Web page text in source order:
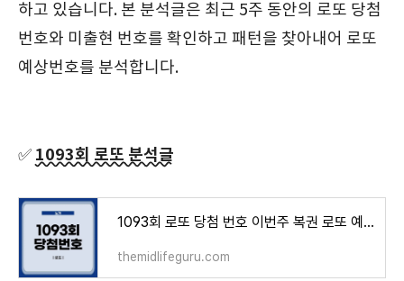
하고 있습니다. 본 분석글은 최근 5주 동안의 로또 당첨
번호와 미출현 번호를 확인하고 패턴을 찾아내어 로또
예상번호를 분석합니다.
✅ 1093회 로또 분석글
1093회 로또 당첨 번호 이번주 복권 로또 예상번호
themidlifeguru.com